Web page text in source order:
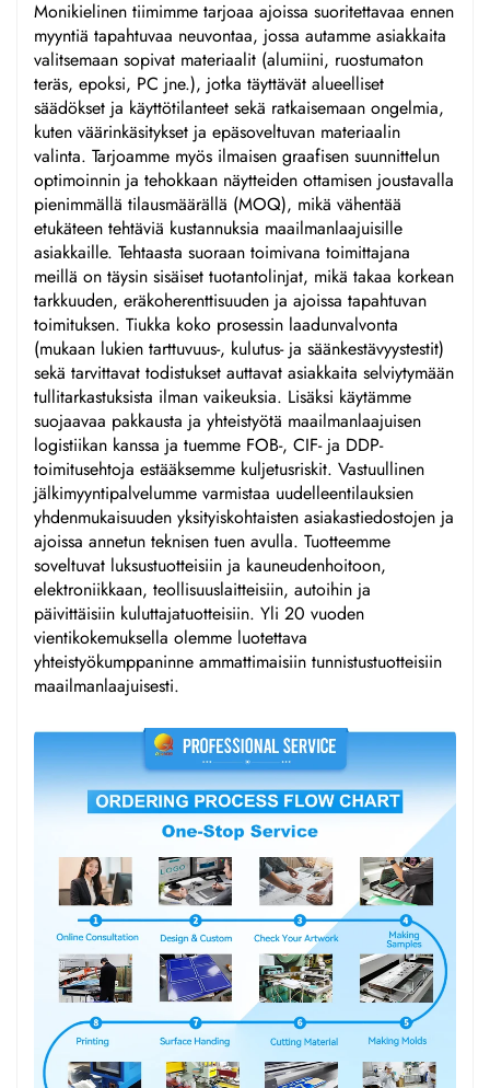
Monikielinen tiimimme tarjoaa ajoissa suoritettavaa ennen
myyntiä tapahtuvaa neuvontaa, jossa autamme asiakkaita
valitsemaan sopivat materiaalit (alumiini, ruostumaton
teräs, epoksi, PC jne.), jotka täyttävät alueelliset
säädökset ja käyttötilanteet sekä ratkaisemaan ongelmia,
kuten väärinkäsitykset ja epäsoveltuvan materiaalin
valinta. Tarjoamme myös ilmaisen graafisen suunnittelun
optimoinnin ja tehokkaan näytteiden ottamisen joustavalla
pienimmällä tilausmäärällä (MOQ), mikä vähentää
etukäteen tehtäviä kustannuksia maailmanlaajuisille
asiakkaille. Tehtaasta suoraan toimivana toimittajana
meillä on täysin sisäiset tuotantolinjat, mikä takaa korkean
tarkkuuden, eräkoherenttisuuden ja ajoissa tapahtuvan
toimituksen. Tiukka koko prosessin laadunvalvonta
(mukaan lukien tarttuvuus-, kulutus- ja säänkestävyystestit)
sekä tarvittavat todistukset auttavat asiakkaita selviytymään
tullitarkastuksista ilman vaikeuksia. Lisäksi käytämme
suojaavaa pakkausta ja yhteistyötä maailmanlaajuisen
logistiikan kanssa ja tuemme FOB-, CIF- ja DDP-
toimitusehtoja estääksemme kuljetusriskit. Vastuullinen
jälkimyyntipalvelumme varmistaa uudelleentilauksien
yhdenmukaisuuden yksityiskohtaisten asiakastiedostojen ja
ajoissa annetun teknisen tuen avulla. Tuotteemme
soveltuvat luksustuotteisiin ja kauneudenhoitoon,
elektroniikkaan, teollisuuslaitteisiin, autoihin ja
päivittäisiin kuluttajatuotteisiin. Yli 20 vuoden
vientikokemuksella olemme luotettava
yhteistyökumppaninne ammattimaisiin tunnistustuotteisiin
maailmanlaajuisesti.